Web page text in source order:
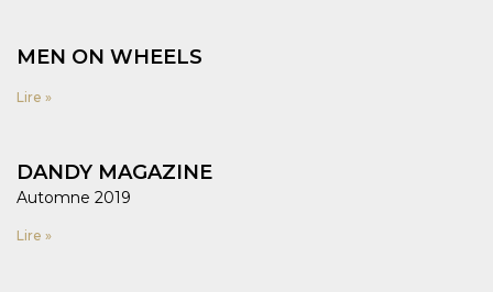
MEN ON WHEELS
Lire »
DANDY MAGAZINE
Automne 2019
Lire »